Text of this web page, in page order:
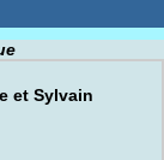
et Sylvain